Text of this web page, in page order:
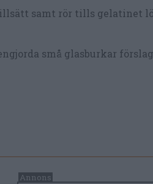
samt rör tills gelatinet
små glasburkar